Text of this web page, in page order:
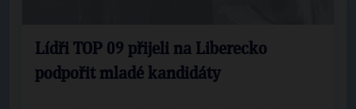
Lídři TOP 09 přijeli na Liberecko
podpořit mladé kandidáty